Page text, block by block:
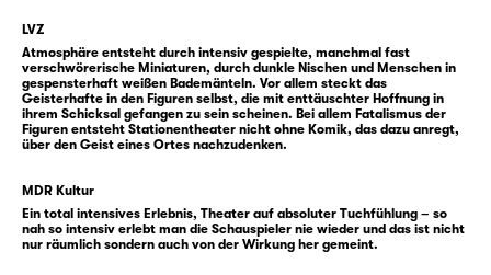
Doch etwas brodelt unterm Fundament der
seit den 80er Jahren das Areal
überschattenden ehemaligen Stasi-Zentrale.
Denn im Untergrund sitzen und schwitzen die
unversöhnten Geister der Vergangenheit(en)
— und warten in den verlassenen Keller-
Räumlichkeiten der einstigen Stasi-Sauna
darauf, endlich Gehör zu finden.
LVZ
Atmosphäre entsteht durch intensiv gespielte, manchmal fast
verschwörerische Miniaturen, durch dunkle Nischen und Menschen in
gespensterhaft weißen Bademänteln. Vor allem steckt das
Geisterhafte in den Figuren selbst, die mit enttäuschter Hoffnung in
ihrem Schicksal gefangen zu sein scheinen. Bei allem Fatalismus der
Figuren entsteht Stationentheater nicht ohne Komik, das dazu anregt,
über den Geist eines Ortes nachzudenken.
MDR Kultur
Ein total intensives Erlebnis, Theater auf absoluter Tuchfühlung – so
nah so intensiv erlebt man die Schauspieler nie wieder und das ist nicht
nur räumlich sondern auch von der Wirkung her gemeint.